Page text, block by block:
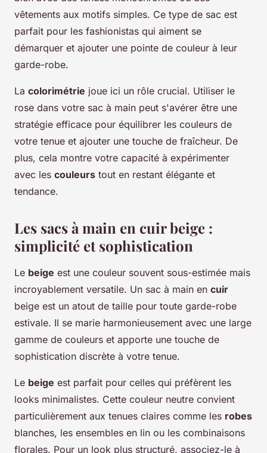
vêtements aux motifs simples. Ce type de sac est
parfait pour les fashionistas qui aiment se
démarquer et ajouter une pointe de couleur à leur
garde-robe.
La colorimétrie joue ici un rôle crucial. Utiliser le
rose dans votre sac à main peut s'avérer être une
stratégie efficace pour équilibrer les couleurs de
votre tenue et ajouter une touche de fraîcheur. De
plus, cela montre votre capacité à expérimenter
avec les couleurs tout en restant élégante et
tendance.
Les sacs à main en cuir beige :
simplicité et sophistication
Le beige est une couleur souvent sous-estimée mais
incroyablement versatile. Un sac à main en cuir
beige est un atout de taille pour toute garde-robe
estivale. Il se marie harmonieusement avec une large
gamme de couleurs et apporte une touche de
sophistication discrète à votre tenue.
Le beige est parfait pour celles qui préfèrent les
looks minimalistes. Cette couleur neutre convient
particulièrement aux tenues claires comme les robes
blanches, les ensembles en lin ou les combinaisons
florales. Pour un look plus structuré, associez-le à